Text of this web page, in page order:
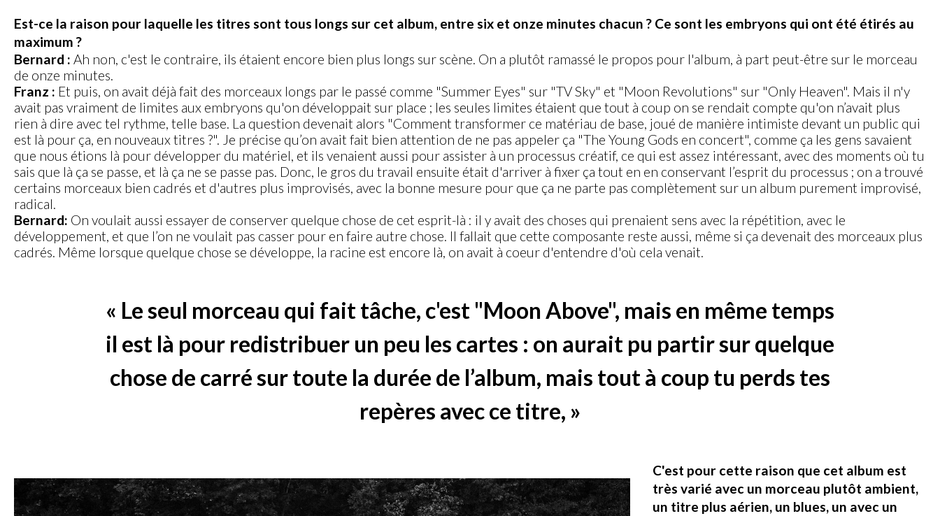
Est-ce la raison pour laquelle les titres sont tous longs sur cet album, entre six et onze minutes chacun ? Ce sont les embryons qui ont été étirés au
maximum ?
Bernard : Ah non, c'est le contraire, ils étaient encore bien plus longs sur scène. On a plutôt ramassé le propos pour l'album, à part peut-être sur le morceau
de onze minutes.
Franz : Et puis, on avait déjà fait des morceaux longs par le passé comme "Summer Eyes" sur "TV Sky" et "Moon Revolutions" sur "Only Heaven". Mais il n'y
avait pas vraiment de limites aux embryons qu'on développait sur place ; les seules limites étaient que tout à coup on se rendait compte qu'on n’avait plus
rien à dire avec tel rythme, telle base. La question devenait alors "Comment transformer ce matériau de base, joué de manière intimiste devant un public qui
est là pour ça, en nouveaux titres ?". Je précise qu’on avait fait bien attention de ne pas appeler ça "The Young Gods en concert", comme ça les gens savaient
que nous étions là pour développer du matériel, et ils venaient aussi pour assister à un processus créatif, ce qui est assez intéressant, avec des moments où tu
sais que là ça se passe, et là ça ne se passe pas. Donc, le gros du travail ensuite était d'arriver à fixer ça tout en en conservant l’esprit du processus ; on a trouvé
certains morceaux bien cadrés et d'autres plus improvisés, avec la bonne mesure pour que ça ne parte pas complètement sur un album purement improvisé,
radical.
Bernard: On voulait aussi essayer de conserver quelque chose de cet esprit-là : il y avait des choses qui prenaient sens avec la répétition, avec le
développement, et que l’on ne voulait pas casser pour en faire autre chose. Il fallait que cette composante reste aussi, même si ça devenait des morceaux plus
cadrés. Même lorsque quelque chose se développe, la racine est encore là, on avait à coeur d'entendre d'où cela venait.
« Le seul morceau qui fait tâche, c'est "Moon Above", mais en même temps
il est là pour redistribuer un peu les cartes : on aurait pu partir sur quelque
chose de carré sur toute la durée de l’album, mais tout à coup tu perds tes
repères avec ce titre, »
C'est pour cette raison que cet album est
très varié avec un morceau plutôt ambient,
un titre plus aérien, un blues, un avec un